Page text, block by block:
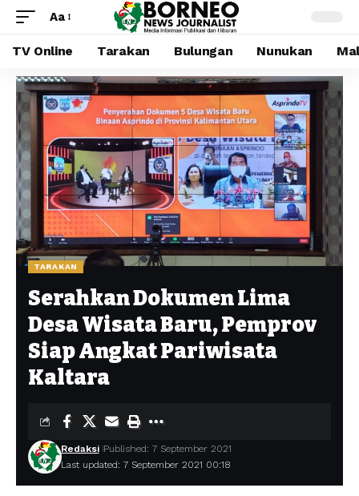
Aa
TV Online Tarakan Bulungan Nunukan
TARAKAN
Serahkan Dokumen Lima
Desa Wisata Baru, Pemprov
Siap Angkat Pariwisata
Kaltara
Last updated: 7 September 2021 00:18
Redaksi Published: 7 September 2021